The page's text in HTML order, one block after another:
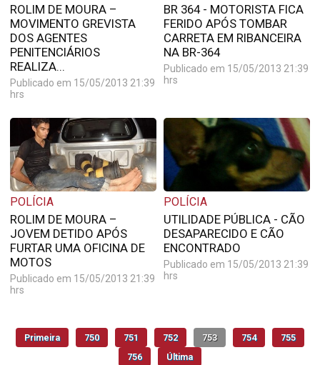
ROLIM DE MOURA –
MOVIMENTO GREVISTA
DOS AGENTES
PENITENCIÁRIOS
REALIZA...
Publicado em 15/05/2013 21:39
hrs
BR 364 - MOTORISTA FICA
FERIDO APÓS TOMBAR
CARRETA EM RIBANCEIRA
NA BR-364
Publicado em 15/05/2013 21:39
hrs
POLÍCIA
ROLIM DE MOURA –
JOVEM DETIDO APÓS
FURTAR UMA OFICINA DE
MOTOS
Publicado em 15/05/2013 21:39
hrs
POLÍCIA
UTILIDADE PÚBLICA - CÃO
DESAPARECIDO E CÃO
ENCONTRADO
Publicado em 15/05/2013 21:39
hrs
Primeira 750 751 752 753 754
755
756
Última